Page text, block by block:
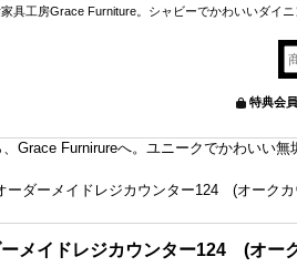
具工房Grace Furniture。シャビーでかわいいダイ
特典会
Furnirureへ。ユニークでかわいい無
ーダーメイドレジカウンター124 (オークカ
メイドレジカウンター124 (オー